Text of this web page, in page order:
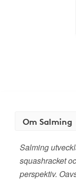
Om Salming
Salming
squashracket
perspektiv.